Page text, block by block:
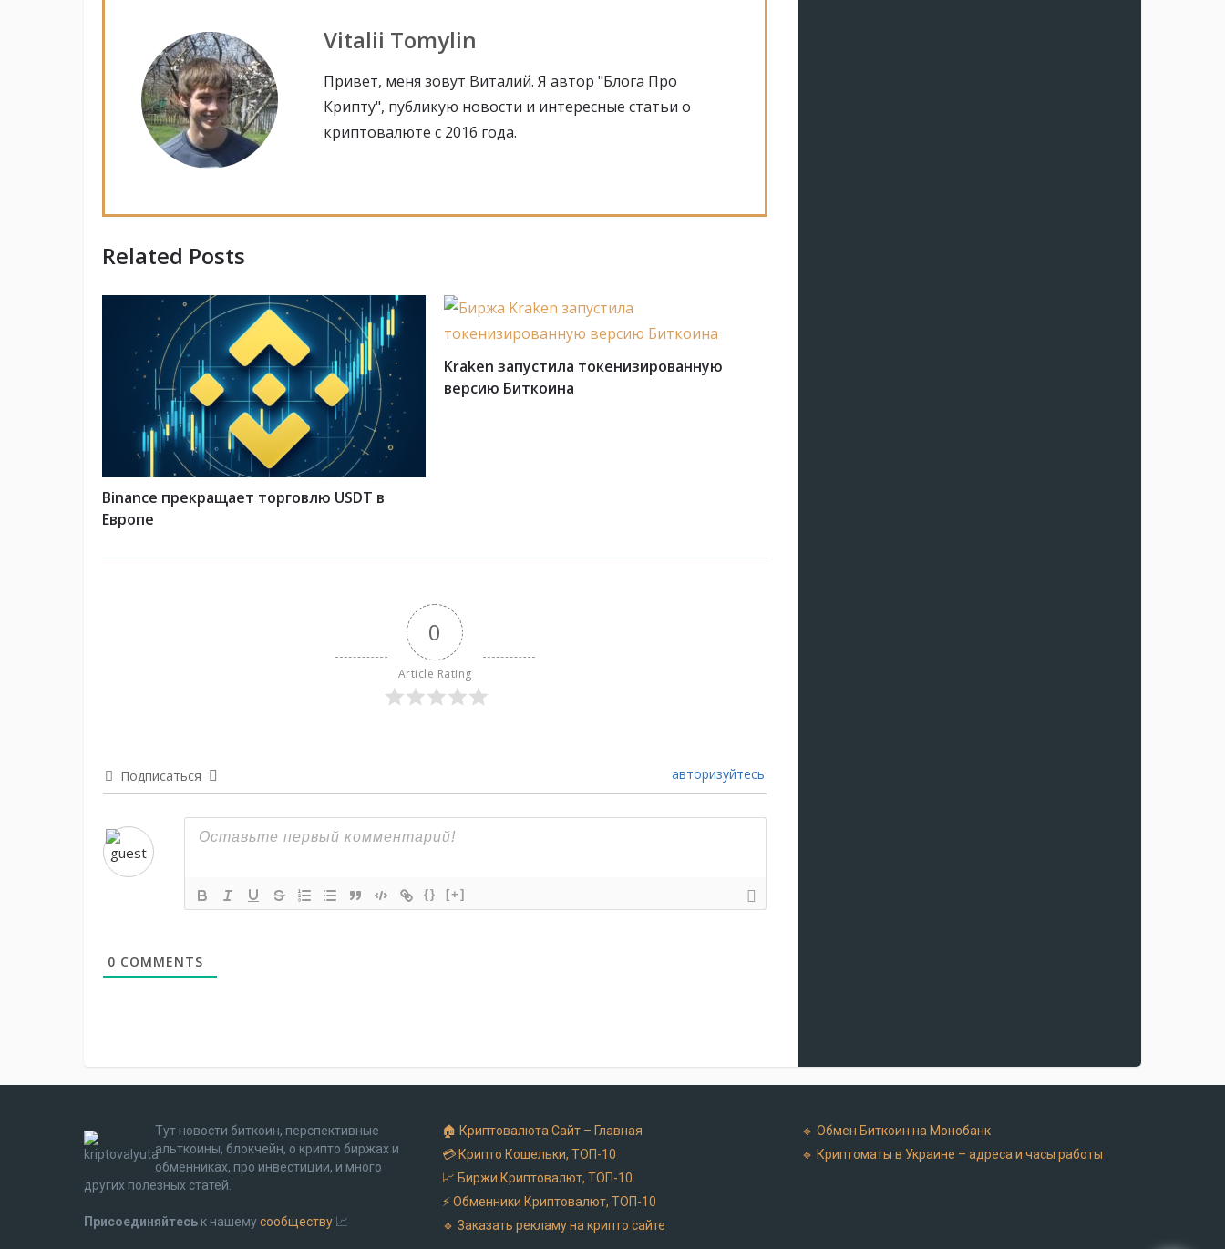
Vitalii Tomylin
Привет, меня зовут Виталий. Я автор "Блога Про
Крипту", публикую новости и интересные статьи о
криптовалюте с 2016 года.
Related Posts
Binance прекращает торговлю USDT в
Европе
Kraken запустила токенизированную
версию Биткоина
0
Article Rating
Подписаться авторизуйтесь
{} [+]
0 COMMENTS
Тут новости биткоин, перспективные
альткоины, блокчейн, о крипто биржах и
обменниках, про инвестиции, и много
других полезных статей.
Присоединяйтесь к нашемусообществу 📈
🏠 Криптовалюта Cайт – Главная
💳 Крипто Кошельки, ТОП-10
📈 Биржи Криптовалют, ТОП-10
⚡ Обменники Криптовалют, ТОП-10
🔹 Заказать рекламу на крипто сайте
🔹 Обмен Биткоин на Монобанк
🔹 Криптоматы в Украине – адреса и часы работы